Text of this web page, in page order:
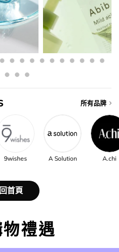
所有品牌
9wishes A Solution A.chi
首頁
禮遇